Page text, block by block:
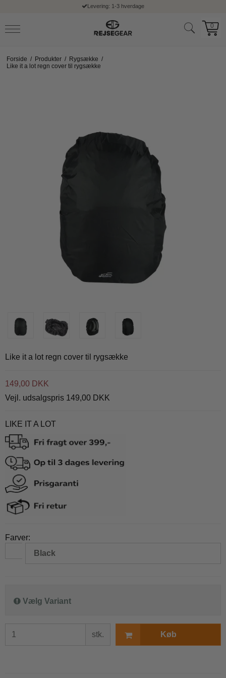
Levering: 1-3 hverdage
0
Forside / Produkter / Rygsække /
Like it a lot regn cover til rygsække
Like it a lot regn cover til rygsække
149,00 DKK
Vejl. udsalgspris 149,00 DKK
LIKE IT A LOT
Farver:
Black
Vælg Variant
stk. Køb